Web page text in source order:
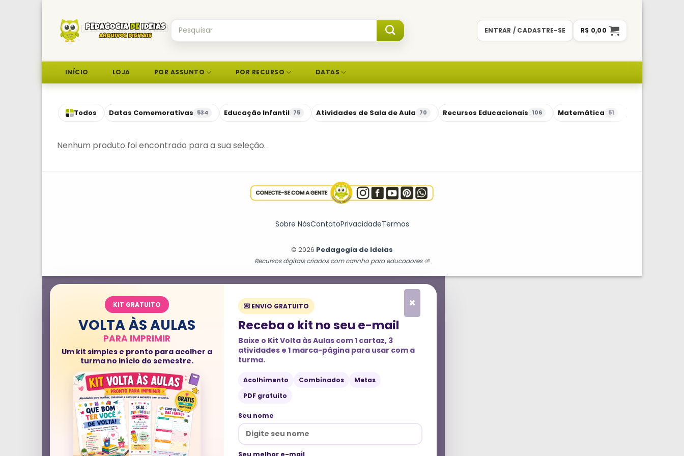
content
por:
ENTRAR / CADASTRE-SE R$ 0,00
INÍCIO LOJA POR ASSUNTO POR RECURSO DATAS
Todos Datas Comemorativas 534 Educação Infantil 75 Atividades de Sala de Aula 70 Recursos Educacionais 106 Matemática 51
Nenhum produto foi encontrado para a sua seleção.
Sobre NósContatoPrivacidadeTermos
© 2026 Pedagogia de Ideias
Recursos digitais criados com carinho para educadores 🌱
×
KIT GRATUITO
VOLTA ÀS AULAS
PARA IMPRIMIR
Um kit simples e pronto para acolher a
turma no início do semestre.
💌 ENVIO GRATUITO
Receba o kit no seu e-mail
Baixe o Kit Volta às Aulas com 1 cartaz, 3
atividades e 1 marca-página para usar com a
turma.
Acolhimento Combinados
Metas
PDF gratuito
Seu nome